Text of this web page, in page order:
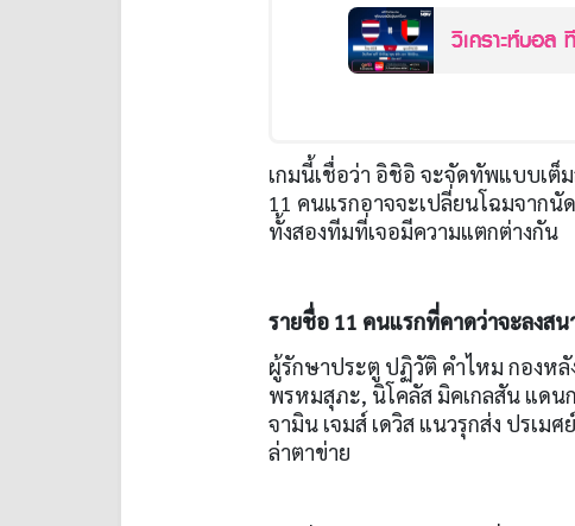
วิเคราะห์บอล
เกมนี้เชื่อว่า อิชิอิ จะจัดทัพแบบเต็
11 คนแรกอาจจะเปลี่ยนโฉมจาก
ทั้งสองทีมที่เจอมีความแตกต่างกัน
รายชื่อ 11 คนแรกที่คาดว่าจะลงส
ผู้รักษาประตู ปฏิวัติ คำไหม กองห
พรหมสุภะ, นิโคลัส มิคเกลสัน แดน
จามิน เจมส์ เดวิส แนวรุกส่ง ปรเม
ล่าตาข่าย